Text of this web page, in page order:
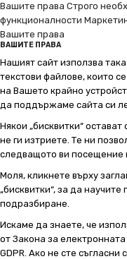
Вашите права Строго
функционалности
Вашите права
ВАШИТЕ ПРАВА
Нашият сайт използва
текстови файлове, които
на Вашето крайно
да поддържаме сайта си
Някои „бисквитки“
не ги изтриете. Те ни
следващото ви посещение
Моля, кликнете върху
„бисквитки“, за да
подразбиране.
Искаме да знаете, че
от Закона за електронната
GDPR. Ако не сте